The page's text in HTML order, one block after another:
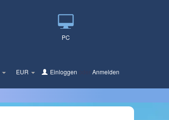
PC
EUR Einloggen Anmelden